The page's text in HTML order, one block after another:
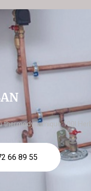
thermodynamique 100l
66 89 55